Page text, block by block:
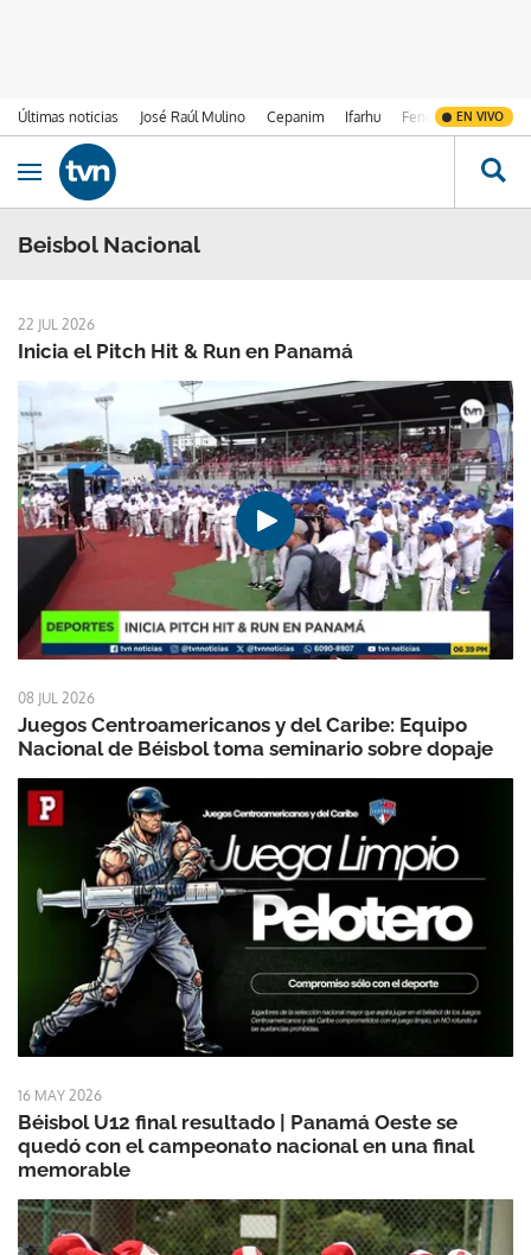
Últimas noticias José Raúl Mulino Cepanim Ifarhu Fenómeno de El
EN VIVO
Ir al contenido
Obrir navegació
Beisbol Nacional
22 JUL 2026
Inicia el Pitch Hit & Run en Panamá
08 JUL 2026
Juegos Centroamericanos y del Caribe: Equipo
Nacional de Béisbol toma seminario sobre dopaje
16 MAY 2026
Béisbol U12 final resultado | Panamá Oeste se
quedó con el campeonato nacional en una final
memorable